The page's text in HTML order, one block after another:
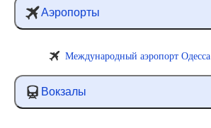
Аэропорты
Международный аэропорт Одесса
Вокзалы